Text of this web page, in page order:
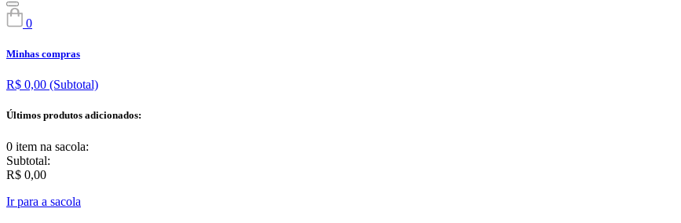
0
Minhas compras
R$ 0,00 (Subtotal)
Últimos produtos adicionados:
0 item na sacola:
Subtotal:
R$ 0,00
Ir para a sacola